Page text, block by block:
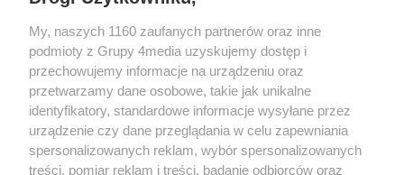
My, naszych 1160 zaufanych partnerów oraz inne
podmioty z Grupy 4media uzyskujemy dostęp i
przechowujemy informacje na urządzeniu oraz
przetwarzamy dane osobowe, takie jak unikalne
identyfikatory, standardowe informacje wysyłane przez
urządzenie czy dane przeglądania w celu zapewniania
spersonalizowanych reklam, wybór spersonalizowanych
treści, pomiar reklam i treści, badanie odbiorców oraz